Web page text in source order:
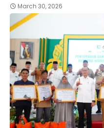
March 30, 2026